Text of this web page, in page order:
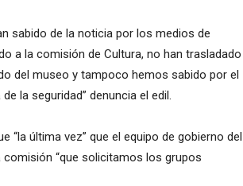
sabido de la noticia por los medios de
a la comisión de Cultura, no han trasladado
del museo y tampoco hemos sabido por el
la seguridad” denuncia el edil.
“la última vez” que el equipo de gobierno del
“que solicitamos los grupos